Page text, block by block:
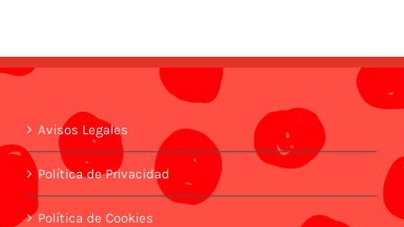
Avisos Legales
Política de Privacidad
Política de Cookies